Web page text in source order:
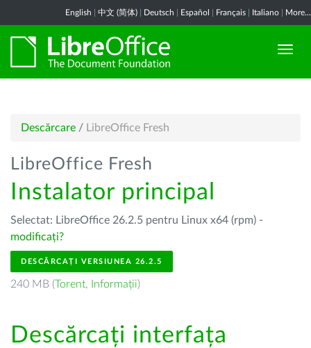
English 中文 (简体) Deutsch Español Français Italiano More...
Descărcare / LibreOffice Fresh
LibreOffice Fresh
Instalator principal
Selectat: LibreOffice 26.2.5 pentru Linux x64 (rpm) -
modificați?
DESCĂRCAȚI VERSIUNEA 26.2.5
240 MB (Torent, Informații)
Descărcați interfața